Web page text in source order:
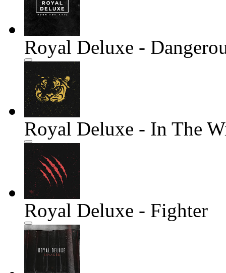
Royal Deluxe -
Royal Deluxe - In The
Royal Deluxe - Fighter